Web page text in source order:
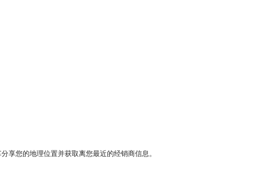
享您的地理位置并获取离您最近的经销商信息。